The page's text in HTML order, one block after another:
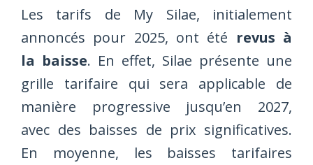
Les tarifs de My Silae, initialement
annoncés pour 2025, ont été revus à
la baisse. En effet, Silae présente une
grille tarifaire qui sera applicable de
manière progressive jusqu’en 2027,
avec des baisses de prix significatives.
En moyenne, les baisses tarifaires